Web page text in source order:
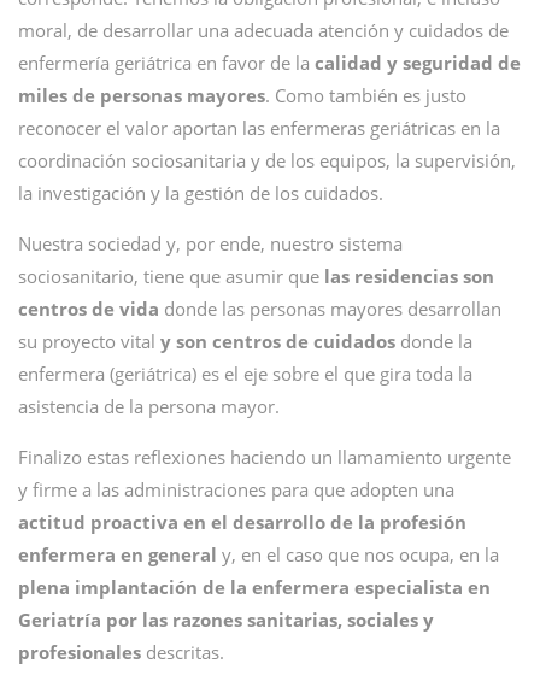
moral, de desarrollar una adecuada atención y cuidados de
enfermería geriátrica en favor de la calidad y seguridad de
miles de personas mayores. Como también es justo
reconocer el valor aportan las enfermeras geriátricas en la
coordinación sociosanitaria y de los equipos, la supervisión,
la investigación y la gestión de los cuidados.
Nuestra sociedad y, por ende, nuestro sistema
sociosanitario, tiene que asumir que las residencias son
centros de vida donde las personas mayores desarrollan
su proyecto vital y son centros de cuidados donde la
enfermera (geriátrica) es el eje sobre el que gira toda la
asistencia de la persona mayor.
Finalizo estas reflexiones haciendo un llamamiento urgente
y firme a las administraciones para que adopten una
actitud proactiva en el desarrollo de la profesión
enfermera en general y, en el caso que nos ocupa, en la
plena implantación de la enfermera especialista en
Geriatría por las razones sanitarias, sociales y
profesionales descritas.